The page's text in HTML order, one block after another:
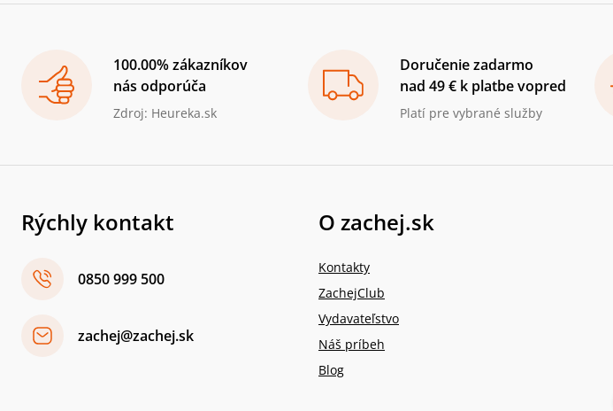
100.00% zákazníkov
nás odporúča
Zdroj: Heureka.sk
Doručenie zadarmo
nad 49 € k platbe vopred
Platí pre vybrané služby
Rýchly kontakt
0850 999 500
zachej@zachej.sk
O zachej.sk
Kontakty
ZachejClub
Vydavateľstvo
Náš príbeh
Blog